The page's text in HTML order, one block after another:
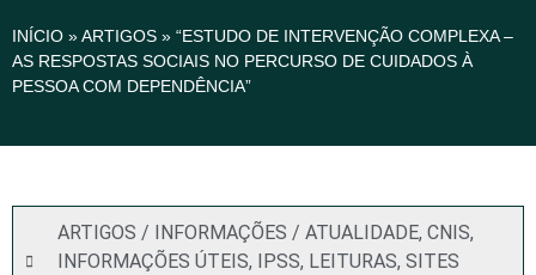
INÍCIO »ARTIGOS » “ESTUDO DE INTERVENÇÃO COMPLEXA –
AS RESPOSTAS SOCIAIS NO PERCURSO DE CUIDADOS À
PESSOA COM DEPENDÊNCIA”
ARTIGOS / INFORMAÇÕES / ATUALIDADE, CNIS,
INFORMAÇÕES ÚTEIS, IPSS, LEITURAS, SITES